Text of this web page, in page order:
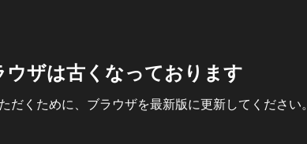
ザは古くなっております
くために、ブラウザを最新版に更新してください。